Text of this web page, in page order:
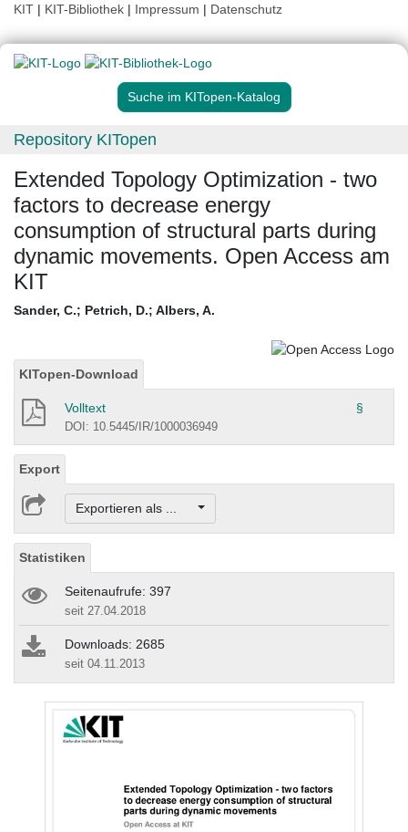
KIT | KIT-Bibliothek | Impressum | Datenschutz
Suche im KITopen-Katalog
Repository KITopen
Extended Topology Optimization - two
factors to decrease energy
consumption of structural parts during
dynamic movements. Open Access am
KIT
Sander, C.; Petrich, D.; Albers, A.
KITopen-Download
Volltext §
DOI: 10.5445/IR/1000036949
Export
Exportieren als ...
Statistiken
Seitenaufrufe: 397
seit 27.04.2018
Downloads: 2685
seit 04.11.2013